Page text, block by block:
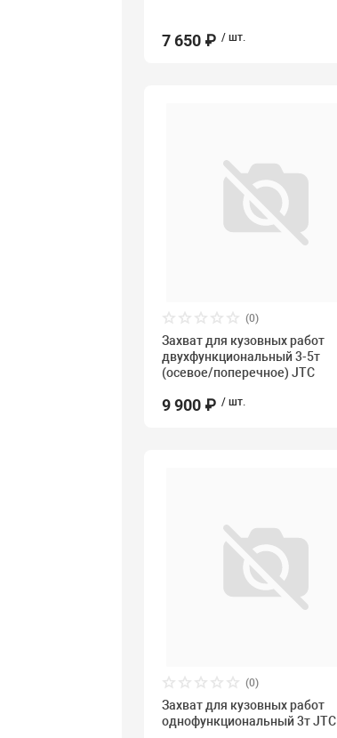
7 650 ₽ / шт.
(0)
Захват для кузовных работ
двухфункциональный 3-5т
(осевое/поперечное) JTC
9 900 ₽ / шт.
(0)
Захват для кузовных работ
однофункциональный 3т JTC